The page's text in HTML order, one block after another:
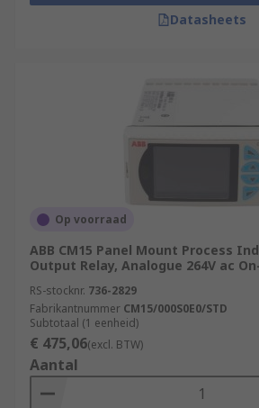
Datasheets
Op voorraad
ABB CM15 Panel Mount Process
Output Relay, Analogue 264V ac
RS-stocknr. 736-2829
Fabrikantnummer CM15/000S0E0/STD
Subtotaal (1 eenheid)
€ 475,06(excl. BTW)
Aantal